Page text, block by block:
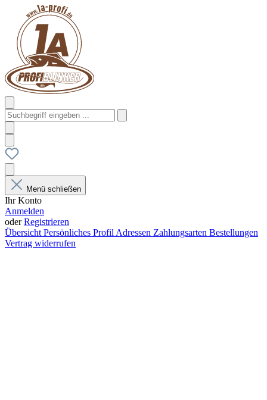
Menü schließen
Ihr Konto
Anmelden
oderRegistrieren
Übersicht Persönliches Profil Adressen Zahlungsarten Bestellungen
Vertrag widerrufen